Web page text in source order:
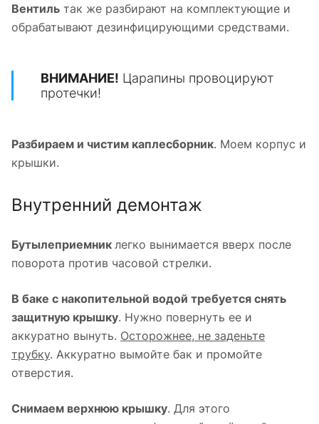
Вентиль так же разбирают на комплектующие и
обрабатывают дезинфицирующими средствами.
ВНИМАНИЕ! Царапины провоцируют
протечки!
Разбираем и чистим каплесборник. Моем корпус и
крышки.
Внутренний демонтаж
Бутылеприемник легко вынимается вверх после
поворота против часовой стрелки.
В баке с накопительной водой требуется снять
защитную крышку. Нужно повернуть ее и
аккуратно вынуть. Осторожнее, не заденьте
трубку. Аккуратно вымойте бак и промойте
отверстия.
Снимаем верхнюю крышку. Для этого